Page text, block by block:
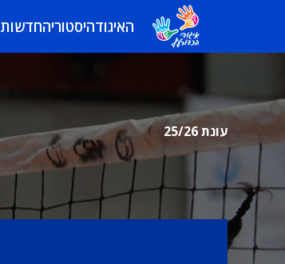
האיגודהיסטוריהחדשות
עונת 25/26